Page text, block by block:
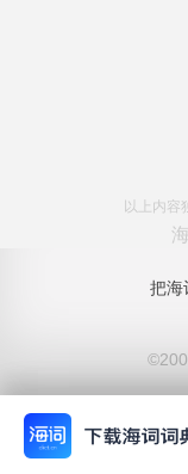
以上内容
把海